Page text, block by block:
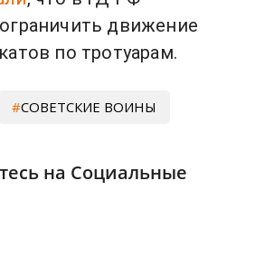
движение
по тротуарам.
СОВЕТСКИЕ ВОИНЫ
на Социальные